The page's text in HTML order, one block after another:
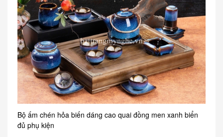
Bộ ấm chén hỏa biến dáng cao quai đồng men xanh biển
đủ phụ kiện